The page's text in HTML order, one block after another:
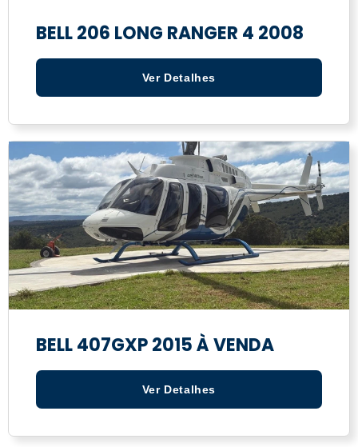
BELL 206 LONG RANGER 4 2008
Ver Detalhes
BELL 407GXP 2015 À VENDA
Ver Detalhes